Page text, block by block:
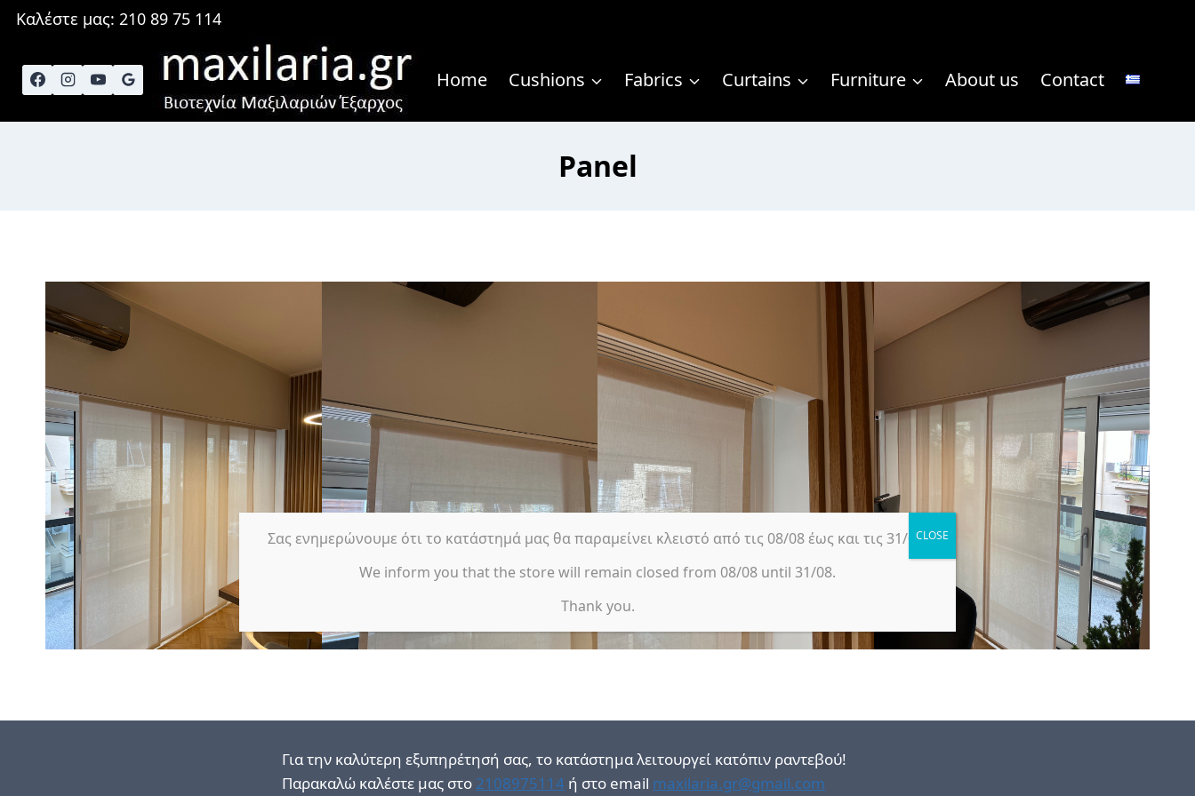
SkipΚαλέστε μας: 210 89 75 114
Home Cushions Fabrics Curtains Furniture About us Contact
Panel
Για την καλύτερη εξυπηρέτησή σας, το κατάστημα λειτουργεί κατόπιν ραντεβού!
Παρακαλώ καλέστε μας στο 2108975114 ή στο email maxilaria.gr@gmail.com
Σας ενημερώνουμε ότι το κατάστημά μας θα παραμείνει κλειστό από τις 08/08 έως και τις 31/08.
We inform you that the store will remain closed from 08/08 until 31/08.
Thank you.